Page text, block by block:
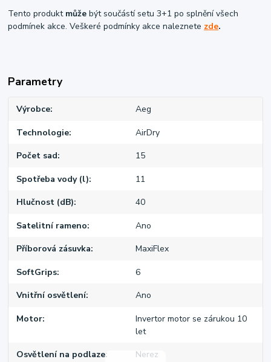
Tento produkt může být součástí setu 3+1 po splnění všech
podmínek akce. Veškeré podmínky akce naleznete zde.
Parametry
Výrobce Aeg
Technologie AirDry
Počet sad 15
Spotřeba vody (l) 11
Hlučnost (dB) 40
Satelitní rameno Ano
Příborová zásuvka MaxiFlex
SoftGrips 6
Vnitřní osvětlení Ano
Motor
Invertor motor se zárukou 10
let
Osvětlení na podlaze Nerez